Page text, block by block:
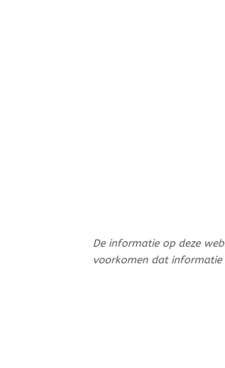
De informatie op deze
voorkomen dat